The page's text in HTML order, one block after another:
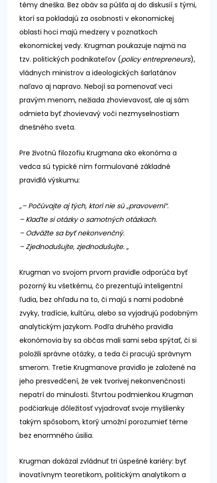
témy dneška. Bez obáv sa púšťa aj do diskusií s tými,
ktorí sa pokladajú za osobnosti v ekonomickej
oblasti hoci majú medzery v poznatkoch
ekonomickej vedy. Krugman poukazuje najmä na
tzv. politických podnikateľov (policy entrepreneurs),
vládnych ministrov a ideologických šarlatánov
naľavo aj napravo. Nebojí sa pomenovať veci
pravým menom, nežiada zhovievavosť, ale aj sám
odmieta byť zhovievavý voči nezmyselnostiam
dnešného sveta.
Pre životnú filozofiu Krugmana ako ekonóma a
vedca sú typické ním formulované základné
pravidlá výskumu:
„– Počúvajte aj tých, ktorí nie sú „pravoverní“.
– Klaďte si otázky o samotných otázkach.
– Odvážte sa byť nekonvenčný.
– Zjednodušujte, zjednodušujte. „
Krugman vo svojom prvom pravidle odporúča byť
pozorný ku všetkému, čo prezentujú inteligentní
ľudia, bez ohľadu na to, či majú s nami podobné
zvyky, tradície, kultúru, alebo sa vyjadrujú podobným
analytickým jazykom. Podľa druhého pravidla
ekonómovia by sa občas mali sami seba spýtať, či si
položili správne otázky, a teda či pracujú správnym
smerom. Tretie Krugmanove pravidlo je založené na
jeho presvedčení, že vek tvorivej nekonvenčnosti
nepatrí do minulosti. Štvrtou podmienkou Krugman
podčiarkuje dôležitosť vyjadrovať svoje myšlienky
takým spôsobom, ktorý umožní porozumieť téme
bez enormného úsilia.
Krugman dokázal zvládnuť tri úspešné kariéry: byť
inovatívnym teoretikom, politickým analytikom a